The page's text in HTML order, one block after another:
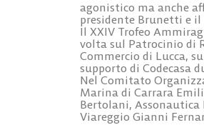
agonistico ma anche
presidente Brunetti e il
Il XXIV Trofeo
volta sul Patrocinio di
Commercio di Lucca,
supporto di Codecasa
Nel Comitato
Marina di Carrara
Bertolani, Assonautica
Viareggio Gianni